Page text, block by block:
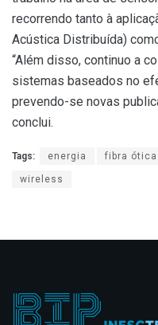
recorrendo tanto à
Acústica Distribuída)
“Além disso, continuo a
sistemas baseados no
prevendo-se novas
conclui.
Tags: energia fibra ótica
wireless